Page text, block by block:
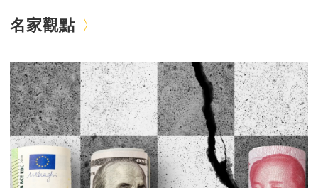
名家觀點